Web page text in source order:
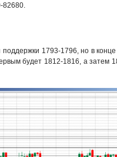
82680.
1793-1796, но в
будет 1812-1816, а затем